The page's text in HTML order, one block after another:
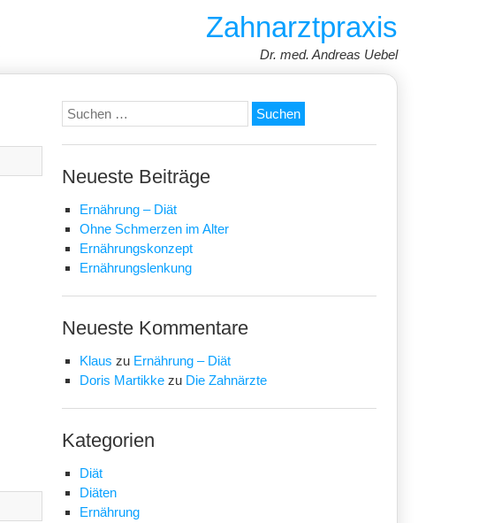
Zahnarztpraxis
Dr. med. Andreas Uebel
Suchen
nach:
Neueste Beiträge
Ernährung – Diät
Ohne Schmerzen im Alter
Ernährungskonzept
Ernährungslenkung
Neueste Kommentare
Klaus zu Ernährung – Diät
Doris Martikke zu Die Zahnärzte
Kategorien
Diät
Diäten
Ernährung